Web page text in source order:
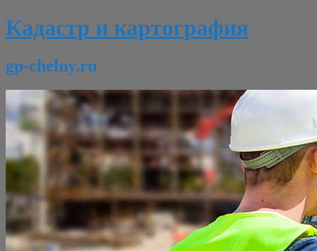
Кадастр и картография
gp-chelny.ru